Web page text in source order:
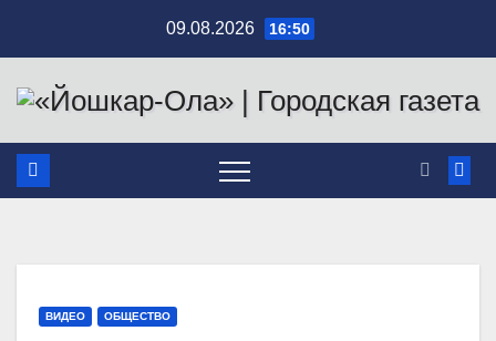
содержимому
09.08.2026 16:50
ВИДЕО ОБЩЕСТВО